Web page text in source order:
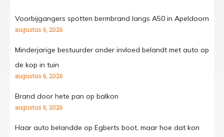
Voorbijgangers spotten bermbrand langs A50 in Apeldoorn
augustus 6, 2026
Minderjarige bestuurder onder invloed belandt met auto op
de kop in tuin
augustus 6, 2026
Brand door hete pan op balkon
augustus 6, 2026
Haar auto belandde op Egberts boot, maar hoe dat kon